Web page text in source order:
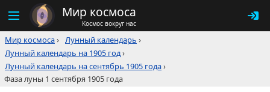
Мир космоса
Космос вокруг нас
Мир космоса› Лунный календарь ›
Лунный календарь на 1905 год›
Лунный календарь на сентябрь 1905 года›
Фаза луны 1 сентября 1905 года